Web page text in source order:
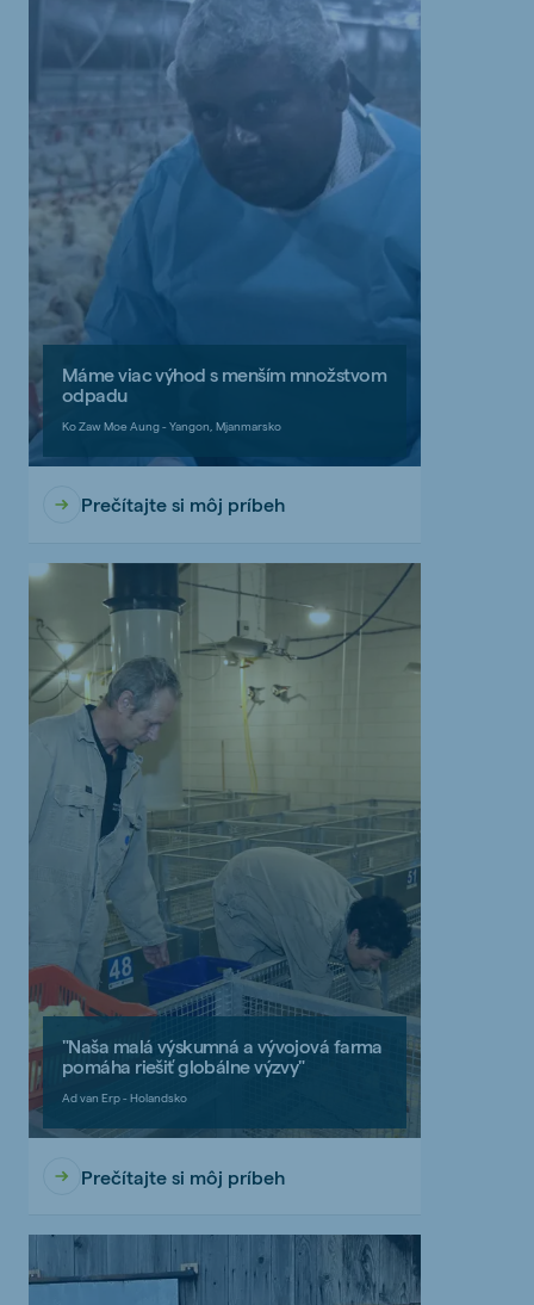
Máme viac výhod s menším množstvom
odpadu
Ko Zaw Moe Aung - Yangon, Mjanmarsko
Prečítajte si môj príbeh
"Naša malá výskumná a vývojová farma
pomáha riešiť globálne výzvy"
Ad van Erp - Holandsko
Prečítajte si môj príbeh